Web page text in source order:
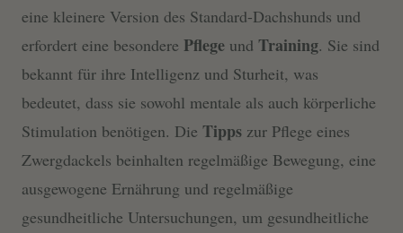
eine kleinere Version des Standard-Dachshunds und
erfordert eine besondere Pflege und Training. Sie sind
bekannt für ihre Intelligenz und Sturheit, was
bedeutet, dass sie sowohl mentale als auch körperliche
Stimulation benötigen. Die Tipps zur Pflege eines
Zwergdackels beinhalten regelmäßige Bewegung, eine
ausgewogene Ernährung und regelmäßige
gesundheitliche Untersuchungen, um gesundheitliche